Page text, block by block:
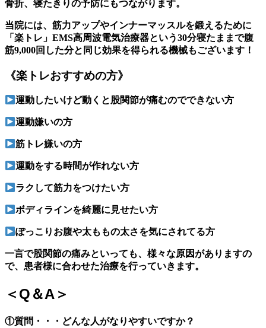
骨折、寝たきりの予防にもつながります。
当院には、筋力アップやインナーマッスルを鍛えるために
「楽トレ」EMS高周波電気治療器という30分寝たままで腹
筋9,000回した分と同じ効果を得られる機械もございます！
《楽トレおすすめの方》
運動したいけど動くと股関節が痛むのでできない方
運動嫌いの方
筋トレ嫌いの方
運動をする時間が作れない方
ラクして筋力をつけたい方
ボディラインを綺麗に見せたい方
ぽっこりお腹や太ももの太さを気にされてる方
一言で股関節の痛みといっても、様々な原因がありますの
で、患者様に合わせた治療を行っていきます。
＜Q＆A＞
①質問・・・どんな人がなりやすいですか？